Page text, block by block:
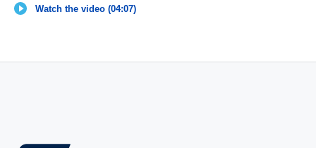
Watch the video (04:07)